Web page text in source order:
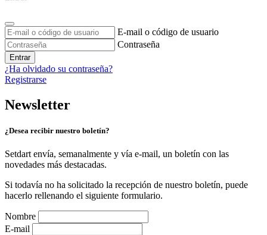
E-mail o código de usuario
Contraseña
Entrar
¿Ha olvidado su contraseña?
Registrarse
Newsletter
¿Desea recibir nuestro boletín?
Setdart envía, semanalmente y vía e-mail, un boletín con las
novedades más destacadas.
Si todavía no ha solicitado la recepción de nuestro boletín, puede
hacerlo rellenando el siguiente formulario.
Nombre
E-mail